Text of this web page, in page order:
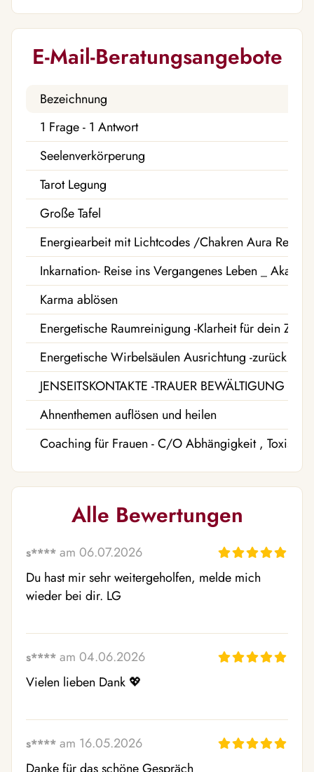
E-Mail-Beratungsangebote
Bezeichnung
1 Frage - 1 Antwort
Seelenverkörperung
Tarot Legung
Große Tafel
Energiearbeit mit Lichtcodes /Chakren Aura
Inkarnation- Reise ins Vergangenes Leben _
Karma ablösen
Energetische Raumreinigung -Klarheit für dein
Energetische Wirbelsäulen Ausrichtung -zurück in
JENSEITSKONTAKTE -TRAUER BEWÄLTIGUNG
Ahnenthemen auflösen und heilen
Coaching für Frauen - C/O Abhängigkeit ,
Alle Bewertungen
s**** am 06.07.2026
Du hast mir sehr weitergeholfen, melde mich
wieder bei dir. LG
s**** am 04.06.2026
Vielen lieben Dank 💖
s**** am 16.05.2026